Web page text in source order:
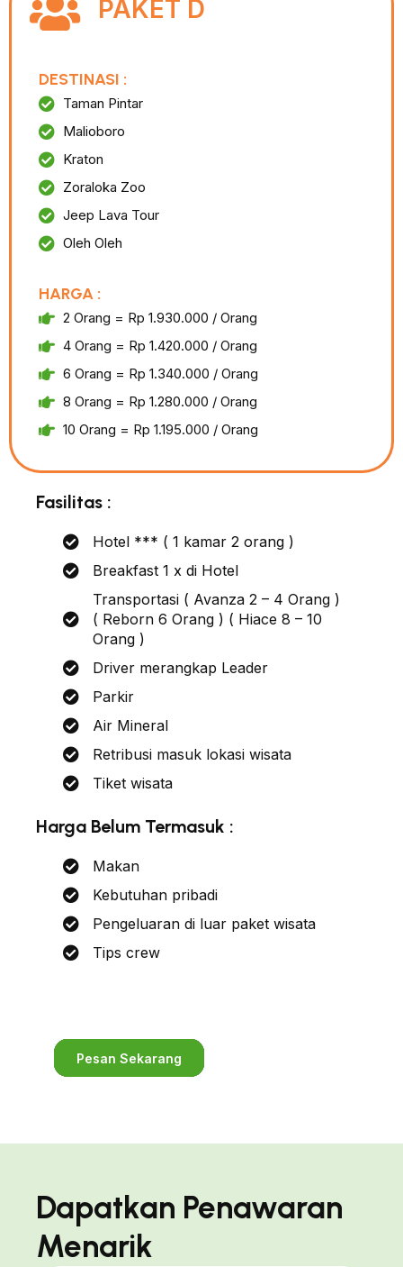
PAKET D
DESTINASI :
Taman Pintar
Malioboro
Kraton
Zoraloka Zoo
Jeep Lava Tour
Oleh Oleh
HARGA :
2 Orang = Rp 1.930.000 / Orang
4 Orang = Rp 1.420.000 / Orang
6 Orang = Rp 1.340.000 / Orang
8 Orang = Rp 1.280.000 / Orang
10 Orang = Rp 1.195.000 / Orang
Fasilitas :
Hotel *** ( 1 kamar 2 orang )
Breakfast 1 x di Hotel
Transportasi ( Avanza 2 – 4 Orang )
( Reborn 6 Orang ) ( Hiace 8 – 10
Orang )
Driver merangkap Leader
Parkir
Air Mineral
Retribusi masuk lokasi wisata
Tiket wisata
Harga Belum Termasuk :
Makan
Kebutuhan pribadi
Pengeluaran di luar paket wisata
Tips crew
Pesan Sekarang
Dapatkan Penawaran
Menarik